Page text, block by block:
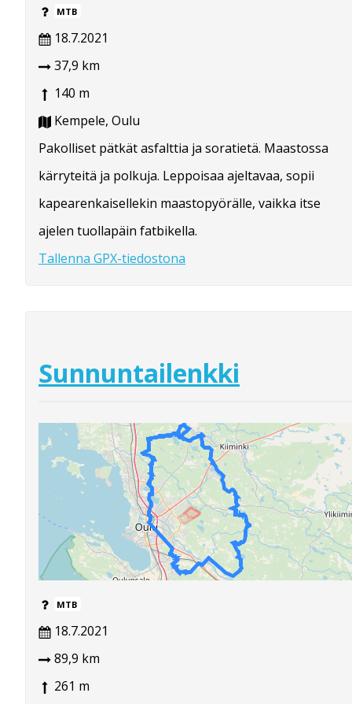
MTB
18.7.2021
37,9 km
140 m
Kempele, Oulu
Pakolliset pätkät asfalttia ja soratietä. Maastossa
kärryteitä ja polkuja. Leppoisaa ajeltavaa, sopii
kapearenkaisellekin maastopyörälle, vaikka itse
ajelen tuollapäin fatbikella.
Tallenna GPX-tiedostona
Sunnuntailenkki
MTB
18.7.2021
89,9 km
261 m